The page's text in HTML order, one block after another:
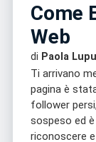
Come
Web
di Paola Lupu
Ti arrivano
pagina è
follower
sospeso ed
riconoscere